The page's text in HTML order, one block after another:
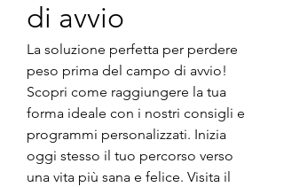
di avvio
La soluzione perfetta per perdere
peso prima del campo di avvio!
Scopri come raggiungere la tua
forma ideale con i nostri consigli e
programmi personalizzati. Inizia
oggi stesso il tuo percorso verso
una vita più sana e felice. Visita il